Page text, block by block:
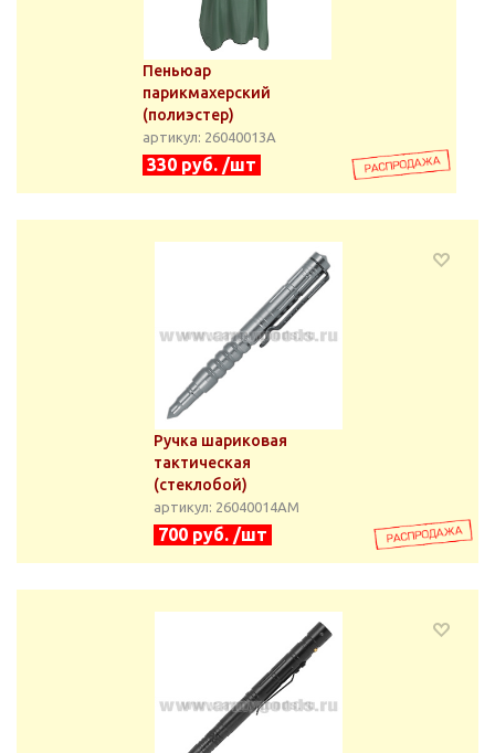
Пеньюар
парикмахерский
(полиэстер)
артикул: 26040013А
330 руб. /шт
Ручка шариковая
тактическая
(стеклобой)
артикул: 26040014АМ
700 руб. /шт